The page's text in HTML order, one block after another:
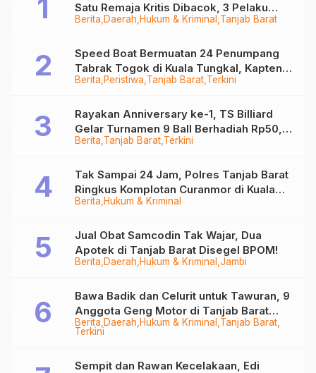
Berita Daerah Hukum & Kriminal Tanjab Barat
Satu Remaja Kritis Dibacok, 3 Pelaku
Ditangkap
Berita Peristiwa Tanjab Barat Terkini
Speed Boat Bermuatan 24 Penumpang
Tabrak Togok di Kuala Tungkal, Kapten
Sempat Hilang
Berita Tanjab Barat Terkini
Rayakan Anniversary ke-1, TS Billiard
Gelar Turnamen 9 Ball Berhadiah Rp50,8
Juta
Berita Hukum & Kriminal
Tak Sampai 24 Jam, Polres Tanjab Barat
Ringkus Komplotan Curanmor di Kuala
Tungkal
Berita Daerah Hukum & Kriminal Jambi
Jual Obat Samcodin Tak Wajar, Dua
Apotek di Tanjab Barat Disegel BPOM!
Berita Daerah Hukum & Kriminal Tanjab Barat
Terkini
Bawa Badik dan Celurit untuk Tawuran, 9
Anggota Geng Motor di Tanjab Barat
Diringkus
Sempit dan Rawan Kecelakaan, Edi